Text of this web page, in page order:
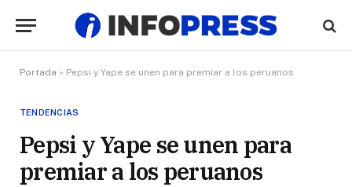
Portada » Pepsi y Yape se unen para premiar a los peruanos
TENDENCIAS
Pepsi y Yape se unen para
premiar a los peruanos